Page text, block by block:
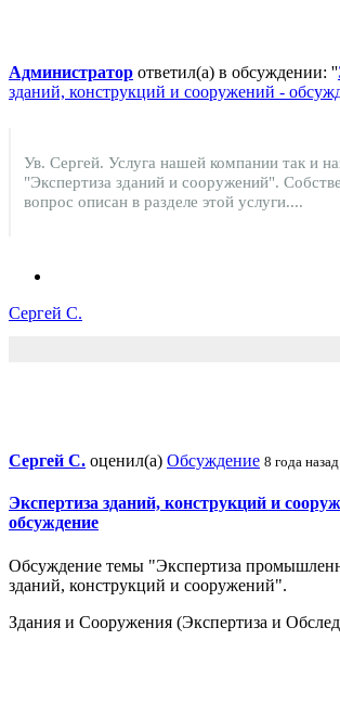
Администратор ответил(а) в обсуждении: ''
зданий, конструкций и сооружений -
Ув. Сергей. Услуга нашей компании так и
"Экспертиза зданий и сооружений".
вопрос описан в разделе этой услуги....
Сергей С.
Сергей С. оценил(а) Обсуждение 8 года назад
Экспертиза зданий, конструкций и
обсуждение
Обсуждение темы "Экспертиза
зданий, конструкций и сооружений".
Здания и Сооружения (Экспертиза и